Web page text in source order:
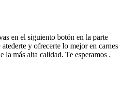
en el siguiento botón en la parte
y ofrecerte lo mejor en carnes
la más alta calidad. Te esperamos .